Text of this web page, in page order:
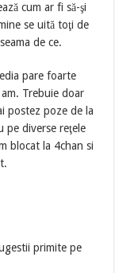
cum ar fi să-şi
se uită toţi de
de ce.
pare foarte
Trebuie doar
postez poze de la
pe diverse reţele
blocat la 4chan si
primite pe